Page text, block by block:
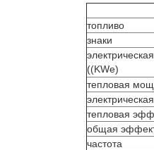
топливо
знаки
((KWe)
тепловая
тепловая
общая
частота